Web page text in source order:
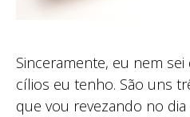
Sinceramente, eu nem
cílios eu tenho. São uns
que vou revezando no dia